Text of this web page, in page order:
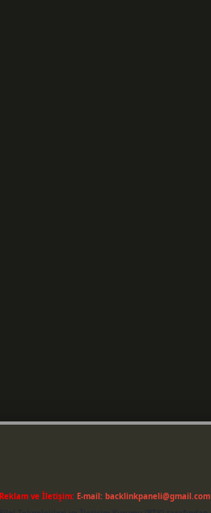
Reklam ve İletişim: E-mail: backlinkpaneli@gmail.com